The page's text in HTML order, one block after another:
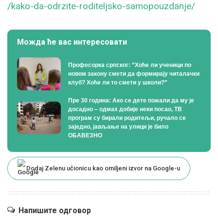
/kako-da-odrzite-roditeljsko-samopouzdanje/
Можда ће вас интересовати
Професорка српског: ”Хоће ли ученици по
новом закону смети да формирају читалачки
клуб? Хоће ли то смети у школи?”
Пре 30 година: Ако се дете пожали да му је
досадно – одмах добије неки посао, ТВ
програм су бирали родитељи, ручало се
заједно, јављање на улици је било
ОБАВЕЗНО
Dodaj Zelenu učionicu kao omiljeni izvor na Google-u
Напишите одговор